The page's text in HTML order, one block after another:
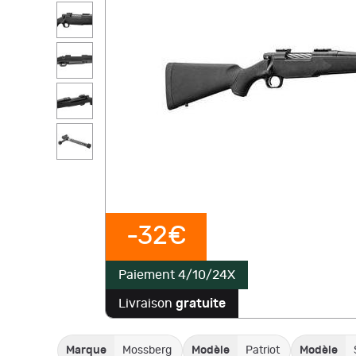
-32€
Paiement 4/10/24X
Livraison gratuite
Marque Mossberg Modèle Patriot Modèle